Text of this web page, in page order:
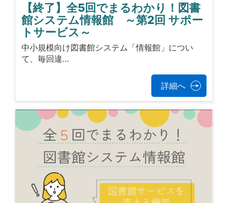
【終了】全5回でまるわかり！図書
館システム情報館 ～第2回 サポー
トサービス～
中小規模向け図書館システム「情報館」につい
て、毎回違…
詳細へ